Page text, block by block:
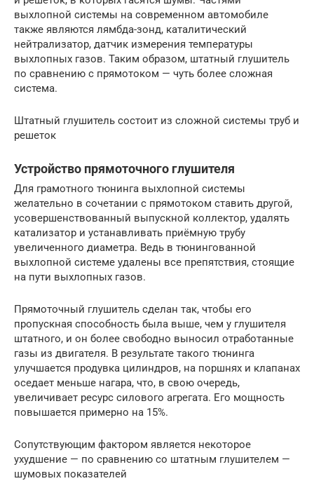
выхлопной системы на современном автомобиле
также являются лямбда-зонд, каталитический
нейтрализатор, датчик измерения температуры
выхлопных газов. Таким образом, штатный глушитель
по сравнению с прямотоком — чуть более сложная
система.
Штатный глушитель состоит из сложной системы труб и
решеток
Устройство прямоточного глушителя
Для грамотного тюнинга выхлопной системы
желательно в сочетании с прямотоком ставить другой,
усовершенствованный выпускной коллектор, удалять
катализатор и устанавливать приёмную трубу
увеличенного диаметра. Ведь в тюнингованной
выхлопной системе удалены все препятствия, стоящие
на пути выхлопных газов.
Прямоточный глушитель сделан так, чтобы его
пропускная способность была выше, чем у глушителя
штатного, и он более свободно выносил отработанные
газы из двигателя. В результате такого тюнинга
улучшается продувка цилиндров, на поршнях и клапанах
оседает меньше нагара, что, в свою очередь,
увеличивает ресурс силового агрегата. Его мощность
повышается примерно на 15%.
Сопутствующим фактором является некоторое
ухудшение — по сравнению со штатным глушителем —
шумовых показателей